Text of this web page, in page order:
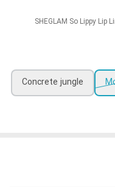
SHEGLAM So Lippy Lip
Concrete jungle